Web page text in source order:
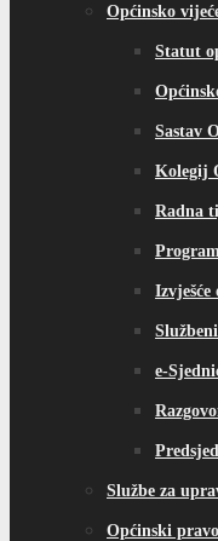
Općinsko
Statut
Sastav
Kolegij
Radna
e-
Službe za
Općinski